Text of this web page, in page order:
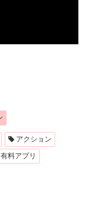
アクション
有料アプリ